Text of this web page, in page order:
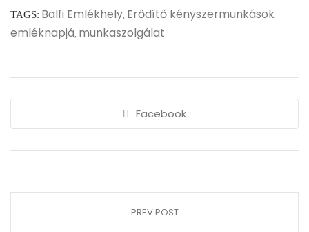
TAGS: Balfi Emlékhely, Erődítő kényszermunkások
emléknapjá, munkaszolgálat
Facebook
PREV POST